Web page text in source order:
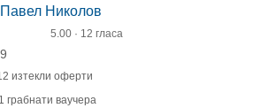
Николов
5.00 · 12 гласа
изтекли оферти
грабнати ваучера